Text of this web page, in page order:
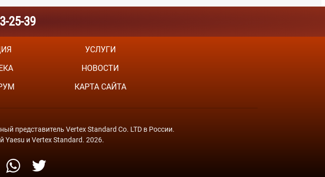
25-39
УСЛУГИ
НОВОСТИ
КАРТА САЙТА
представитель Vertex Standard Co. LTD в России.
и Vertex Standard. 2026.